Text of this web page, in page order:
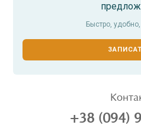
Быстро,
+38 (094)